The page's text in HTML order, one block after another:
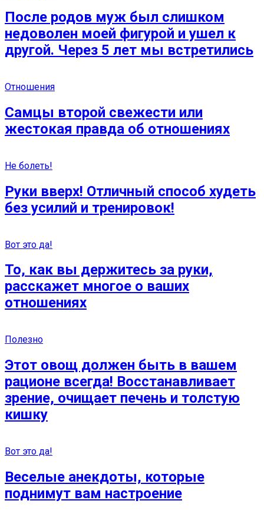
После родов муж был слишком
недоволен моей фигурой и ушел к
другой. Через 5 лет мы встретились
Отношения
Самцы второй свежести или
жecтокая правда об отношениях
Не болеть!
Руки вверх! Отличный способ худеть
без усилий и тренировок!
Вот это да!
То, как вы держитесь за руки,
расскажет многое о ваших
отношениях
Полезно
Этот овощ должен быть в вашем
рационе всегда! Восстанавливает
зрение, очищает печень и толстую
кишку
Вот это да!
Веселые анекдоты, которые
поднимут вам настроение